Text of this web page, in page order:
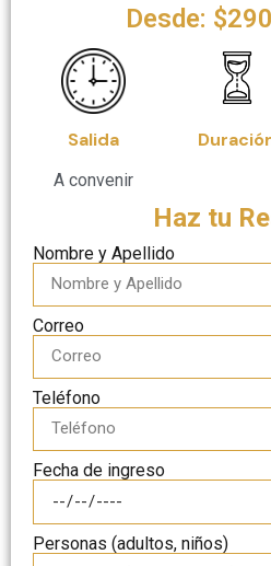
Desde: $
Salida
A convenir
Haz tu
Nombre y Apellido
Correo
Teléfono
Fecha de ingreso
Personas (adultos, niños)